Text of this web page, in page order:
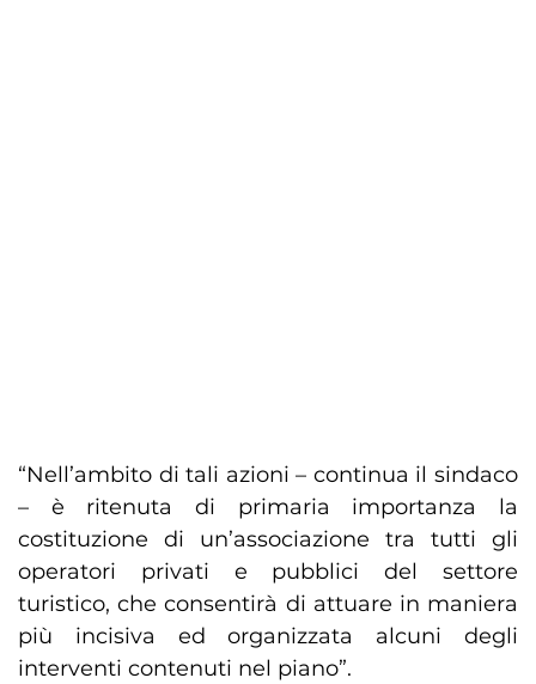
“Nell’ambito di tali azioni – continua il sindaco
– è ritenuta di primaria importanza la
costituzione di un’associazione tra tutti gli
operatori privati e pubblici del settore
turistico, che consentirà di attuare in maniera
più incisiva ed organizzata alcuni degli
interventi contenuti nel piano”.